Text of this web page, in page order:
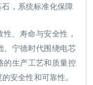
，系统标准化保障
、寿命与安全性，
。宁德时代围绕电芯
的生产工艺和质量控
安全性和可靠性。